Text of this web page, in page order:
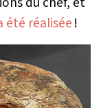
été réalisée!